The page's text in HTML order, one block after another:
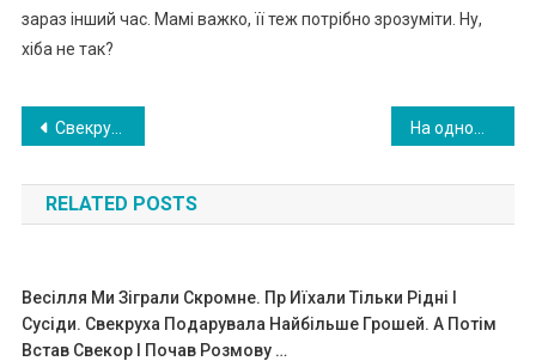
зараз інший час. Мамі важко, її теж потрібно зрозуміти. Ну,
хіба не так?
Навигация
по
записям
Свекруха відчувала себе вкрай не комфортно, тому що була змушена жити з нами…
RELATED POSTS
Весілля Ми Зіграли Скромне. Пр Иїхали Тільки Рідні І
Сусіди. Свекруха Подарувала Найбільше Грошей. А Потім
Встав Свекор І Почав Розмову …